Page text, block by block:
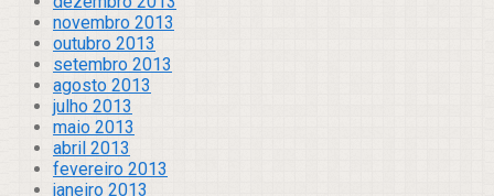
novembro 2013
outubro 2013
setembro 2013
agosto 2013
julho 2013
maio 2013
abril 2013
fevereiro 2013
janeiro 2013